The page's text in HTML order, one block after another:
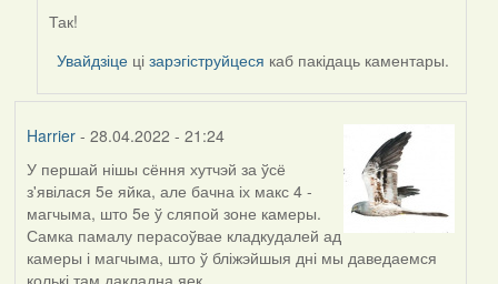
In
reply
by
Так!
Увайдзіце цізарэгіструйцеся каб пакідаць каментары.
Harrier- 28.04.2022 - 21:24
У першай нішы сёння хутчэй за ўсё
з'явілася 5е яйка, але бачна іх макс 4 -
магчыма, што 5е ў сляпой зоне камеры.
Самка памалу перасоўвае кладкудалей ад
камеры і магчыма, што ў бліжэйшыя дні мы даведаемся
колькі там дакладна яек.